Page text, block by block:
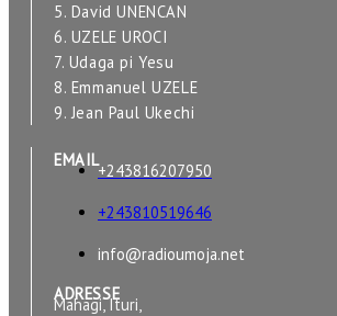
5. David UNENCAN
6. UZELE UROCI
7. Udaga pi Yesu
8. Emmanuel UZELE
9. Jean Paul Ukechi
EMAIL
+243816207950
+243810519646
info@radioumoja.net
ADRESSE
Mahagi, Ituri,